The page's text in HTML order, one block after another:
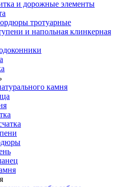
и дорожные элементы
тротуарные
и напольная клинкерная
камня